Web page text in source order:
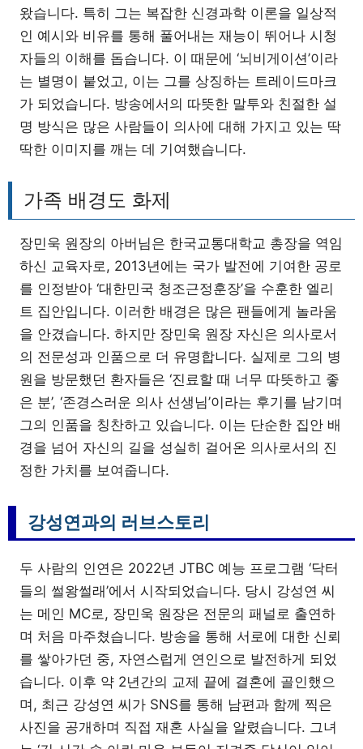
왔습니다. 특히 그는 복잡한 신경과학 이론을 일상적
인 예시와 비유를 통해 풀어내는 재능이 뛰어나 시청
자들의 이해를 돕습니다. 이 때문에 ‘뇌비게이션’이라
는 별명이 붙었고, 이는 그를 상징하는 트레이드마크
가 되었습니다. 방송에서의 따뜻한 말투와 친절한 설
명 방식은 많은 사람들이 의사에 대해 가지고 있는 딱
딱한 이미지를 깨는 데 기여했습니다.
가족 배경도 화제
장민욱 원장의 아버님은 한국교통대학교 총장을 역임
하신 교육자로, 2013년에는 국가 발전에 기여한 공로
를 인정받아 ‘대한민국 청조근정훈장’을 수훈한 엘리
트 집안입니다. 이러한 배경은 많은 팬들에게 놀라움
을 안겼습니다. 하지만 장민욱 원장 자신은 의사로서
의 전문성과 인품으로 더 유명합니다. 실제로 그의 병
원을 방문했던 환자들은 ‘진료할 때 너무 따뜻하고 좋
은 분’, ‘존경스러운 의사 선생님’이라는 후기를 남기며
그의 인품을 칭찬하고 있습니다. 이는 단순한 집안 배
경을 넘어 자신의 길을 성실히 걸어온 의사로서의 진
정한 가치를 보여줍니다.
강성연과의 러브스토리
두 사람의 인연은 2022년 JTBC 예능 프로그램 ‘닥터
들의 썰왕썰래’에서 시작되었습니다. 당시 강성연 씨
는 메인 MC로, 장민욱 원장은 전문의 패널로 출연하
며 처음 마주쳤습니다. 방송을 통해 서로에 대한 신뢰
를 쌓아가던 중, 자연스럽게 연인으로 발전하게 되었
습니다. 이후 약 2년간의 교제 끝에 결혼에 골인했으
며, 최근 강성연 씨가 SNS를 통해 남편과 함께 찍은
사진을 공개하며 직접 재혼 사실을 알렸습니다. 그녀